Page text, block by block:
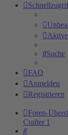
Suche
FAQ
Anmelden
Registrieren
Foren-
Crafter 1
Suche